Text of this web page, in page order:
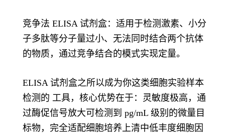
竞争法 ELISA 试剂盒：适用于检测激素、小分
子多肽等分子量过小、无法同时结合两个抗体
的物质，通过竞争结合的模式实现定量。
ELISA 试剂盒之所以成为你这类细胞实验样本
检测的 工具，核心优势在于：灵敏度极高，通
过酶促信号放大可检测到 pg/mL 级别的微量目
标物，完全适配细胞培养上清中低丰度细胞因